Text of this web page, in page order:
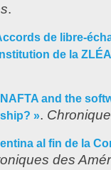
.
de libre-
de la
and the
».
al fin de la
des